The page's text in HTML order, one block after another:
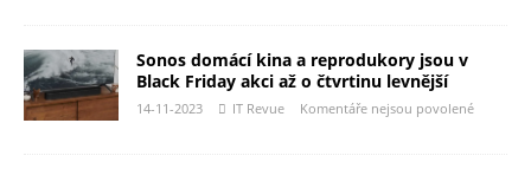
Sonos domácí kina a reprodukory jsou v
Black Friday akci až o čtvrtinu levnější
14-11-2023 IT Revue Komentáře nejsou povolené